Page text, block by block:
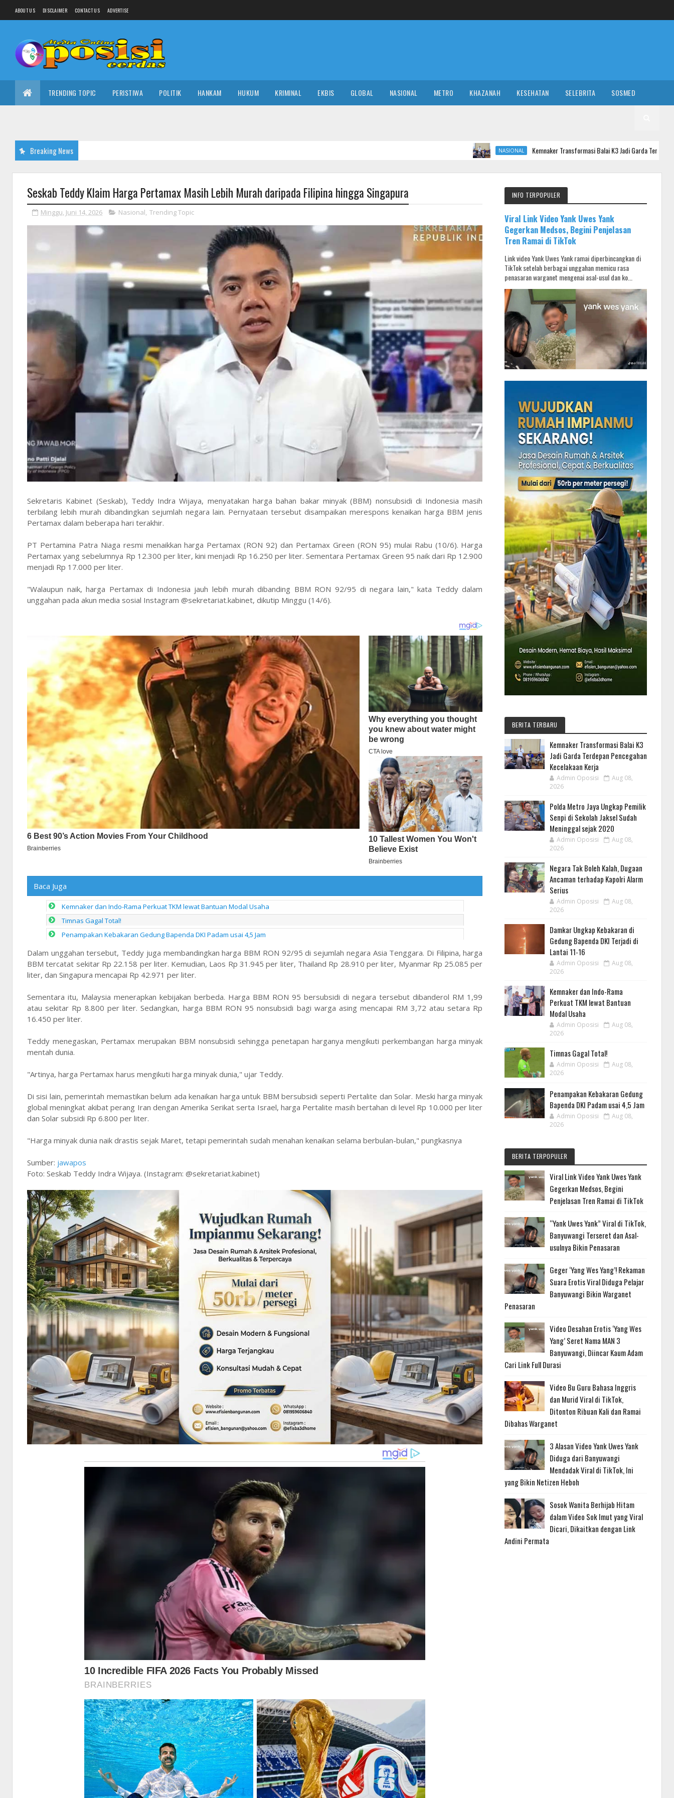
ABOUT US DISCLAIMER CONTACT US ADVERTISE
TRENDING TOPIC PERISTIWA POLITIK HANKAM HUKUM KRIMINAL EKBIS GLOBAL NASIONAL METRO KHAZANAH KESEHATAN SELEBRITA SOSMED
Breaking News NASIONAL Kemnaker Transformasi Balai K3 Jadi Garda Terdepan Pencegahan
Seskab Teddy Klaim Harga Pertamax Masih Lebih Murah daripada Filipina hingga Singapura
Minggu, Juni 14, 2026 Nasional, Trending Topic
Sekretaris Kabinet (Seskab), Teddy Indra Wijaya, menyatakan harga bahan bakar minyak (BBM) nonsubsidi di Indonesia masih
terbilang lebih murah dibandingkan sejumlah negara lain. Pernyataan tersebut disampaikan merespons kenaikan harga BBM jenis
Pertamax dalam beberapa hari terakhir.
PT Pertamina Patra Niaga resmi menaikkan harga Pertamax (RON 92) dan Pertamax Green (RON 95) mulai Rabu (10/6). Harga
Pertamax yang sebelumnya Rp 12.300 per liter, kini menjadi Rp 16.250 per liter. Sementara Pertamax Green 95 naik dari Rp 12.900
menjadi Rp 17.000 per liter.
"Walaupun naik, harga Pertamax di Indonesia jauh lebih murah dibanding BBM RON 92/95 di negara lain," kata Teddy dalam
unggahan pada akun media sosial Instagram @sekretariat.kabinet, dikutip Minggu (14/6).
Baca Juga
Kemnaker dan Indo-Rama Perkuat TKM lewat Bantuan Modal Usaha
Timnas Gagal Total!
Penampakan Kebakaran Gedung Bapenda DKI Padam usai 4,5 Jam
Dalam unggahan tersebut, Teddy juga membandingkan harga BBM RON 92/95 di sejumlah negara Asia Tenggara. Di Filipina, harga
BBM tercatat sekitar Rp 22.158 per liter. Kemudian, Laos Rp 31.945 per liter, Thailand Rp 28.910 per liter, Myanmar Rp 25.085 per
liter, dan Singapura mencapai Rp 42.971 per liter.
Sementara itu, Malaysia menerapkan kebijakan berbeda. Harga BBM RON 95 bersubsidi di negara tersebut dibanderol RM 1,99
atau sekitar Rp 8.800 per liter. Sedangkan, harga BBM RON 95 nonsubsidi bagi warga asing mencapai RM 3,72 atau setara Rp
16.450 per liter.
Teddy menegaskan, Pertamax merupakan BBM nonsubsidi sehingga penetapan harganya mengikuti perkembangan harga minyak
mentah dunia.
"Artinya, harga Pertamax harus mengikuti harga minyak dunia," ujar Teddy.
Di sisi lain, pemerintah memastikan belum ada kenaikan harga untuk BBM bersubsidi seperti Pertalite dan Solar. Meski harga minyak
global meningkat akibat perang Iran dengan Amerika Serikat serta Israel, harga Pertalite masih bertahan di level Rp 10.000 per liter
dan Solar subsidi Rp 6.800 per liter.
"Harga minyak dunia naik drastis sejak Maret, tetapi pemerintah sudah menahan kenaikan selama berbulan-bulan," pungkasnya
Sumber: jawapos
Foto: Seskab Teddy Indra Wijaya. (Instagram: @sekretariat.kabinet)
INFO TERPOPULER
Viral Link Video Yank Uwes Yank
Gegerkan Medsos, Begini Penjelasan
Tren Ramai di TikTok
Link video Yank Uwes Yank ramai diperbincangkan di
TikTok setelah berbagai unggahan memicu rasa
penasaran warganet mengenai asal-usul dan ko...
BERITA TERBARU
Kemnaker Transformasi Balai K3
Jadi Garda Terdepan Pencegahan
Kecelakaan Kerja
Admin Oposisi
Aug 08,
2026
Polda Metro Jaya Ungkap Pemilik
Senpi di Sekolah Jaksel Sudah
Meninggal sejak 2020
Admin Oposisi
Aug 08,
2026
Negara Tak Boleh Kalah, Dugaan
Ancaman terhadap Kapolri Alarm
Serius
Admin Oposisi
Aug 08,
2026
Damkar Ungkap Kebakaran di
Gedung Bapenda DKI Terjadi di
Lantai 11-16
Admin Oposisi
Aug 08,
2026
Kemnaker dan Indo-Rama
Perkuat TKM lewat Bantuan
Modal Usaha
Admin Oposisi
Aug 08,
2026
Timnas Gagal Total!
Admin Oposisi
Aug 08,
2026
Penampakan Kebakaran Gedung
Bapenda DKI Padam usai 4,5 Jam
Admin Oposisi
Aug 08,
2026
BERITA TERPOPULER
Viral Link Video Yank Uwes Yank
Gegerkan Medsos, Begini
Penjelasan Tren Ramai di TikTok
“Yank Uwes Yank” Viral di TikTok,
Banyuwangi Terseret dan Asal-
usulnya Bikin Penasaran
Geger ‘Yang Wes Yang’! Rekaman
Suara Erotis Viral Diduga Pelajar
Banyuwangi Bikin Warganet
Penasaran
Video Desahan Erotis ‘Yang Wes
Yang’ Seret Nama MAN 3
Banyuwangi, Diincar Kaum Adam
Cari Link Full Durasi
Video Bu Guru Bahasa Inggris
dan Murid Viral di TikTok,
Ditonton Ribuan Kali dan Ramai
Dibahas Warganet
3 Alasan Video Yank Uwes Yank
Diduga dari Banyuwangi
Mendadak Viral di TikTok, Ini
yang Bikin Netizen Heboh
Sosok Wanita Berhijab Hitam
dalam Video Sok Imut yang Viral
Dicari, Dikaitkan dengan Link
Andini Permata